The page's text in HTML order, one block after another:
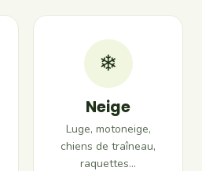
❄
Neige
Luge, motoneige,
chiens de traîneau,
raquettes…